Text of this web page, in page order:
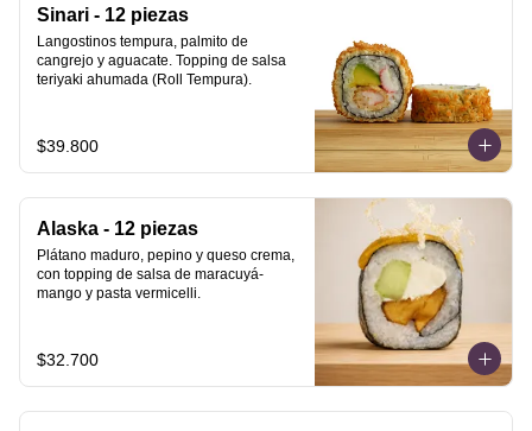
Sinari - 12 piezas
Langostinos tempura, palmito de
cangrejo y aguacate. Topping de salsa
teriyaki ahumada (Roll Tempura).
$39.800
Alaska - 12 piezas
Plátano maduro, pepino y queso crema,
con topping de salsa de maracuyá-
mango y pasta vermicelli.
$32.700